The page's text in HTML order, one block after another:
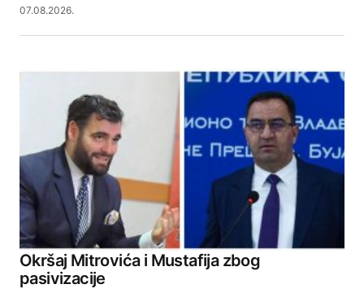
07.08.2026.
Okršaj Mitrovića i Mustafija zbog
pasivizacije